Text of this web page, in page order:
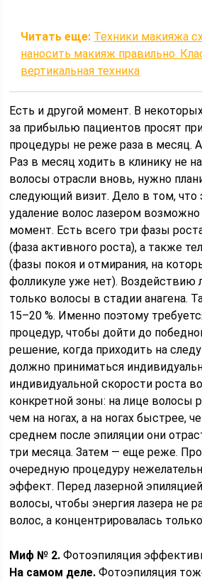
Читать еще: Техники макияжа
наносить макияж правильно.
вертикальная техника
Есть и другой момент. В
за прибылью пациентов просят
процедуры не реже раза в месяц.
Раз в месяц ходить в клинику не
волосы отрасли вновь, нужно
следующий визит. Дело в том,
удаление волос лазером
момент. Есть всего три фазы
(фаза активного роста), а также
(фазы покоя и отмирания, на
фолликуле уже нет). Воздействию
только волосы в стадии анагена.
15–20 %. Именно поэтому
процедур, чтобы дойти до
решение, когда приходить на
должно приниматься
индивидуальной скорости роста
конкретной зоны: на лице волосы
чем на ногах, а на ногах быстрее,
среднем после эпиляции они
три месяца. Затем — еще реже.
очередную процедуру
эффект. Перед лазерной
волосы, чтобы энергия лазера не
волос, а концентрировалась
Миф № 2. Фотоэпиляция
На самом деле. Фотоэпиляция